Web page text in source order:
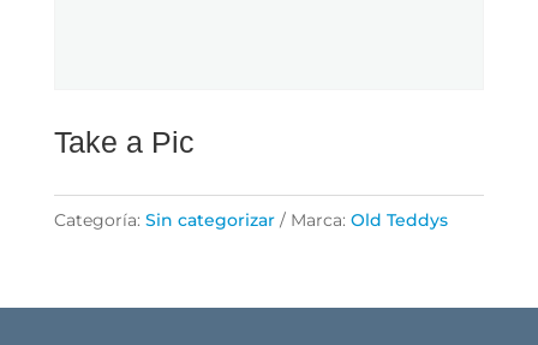
Take a Pic
Categoría: Sin categorizar Marca: Old Teddys